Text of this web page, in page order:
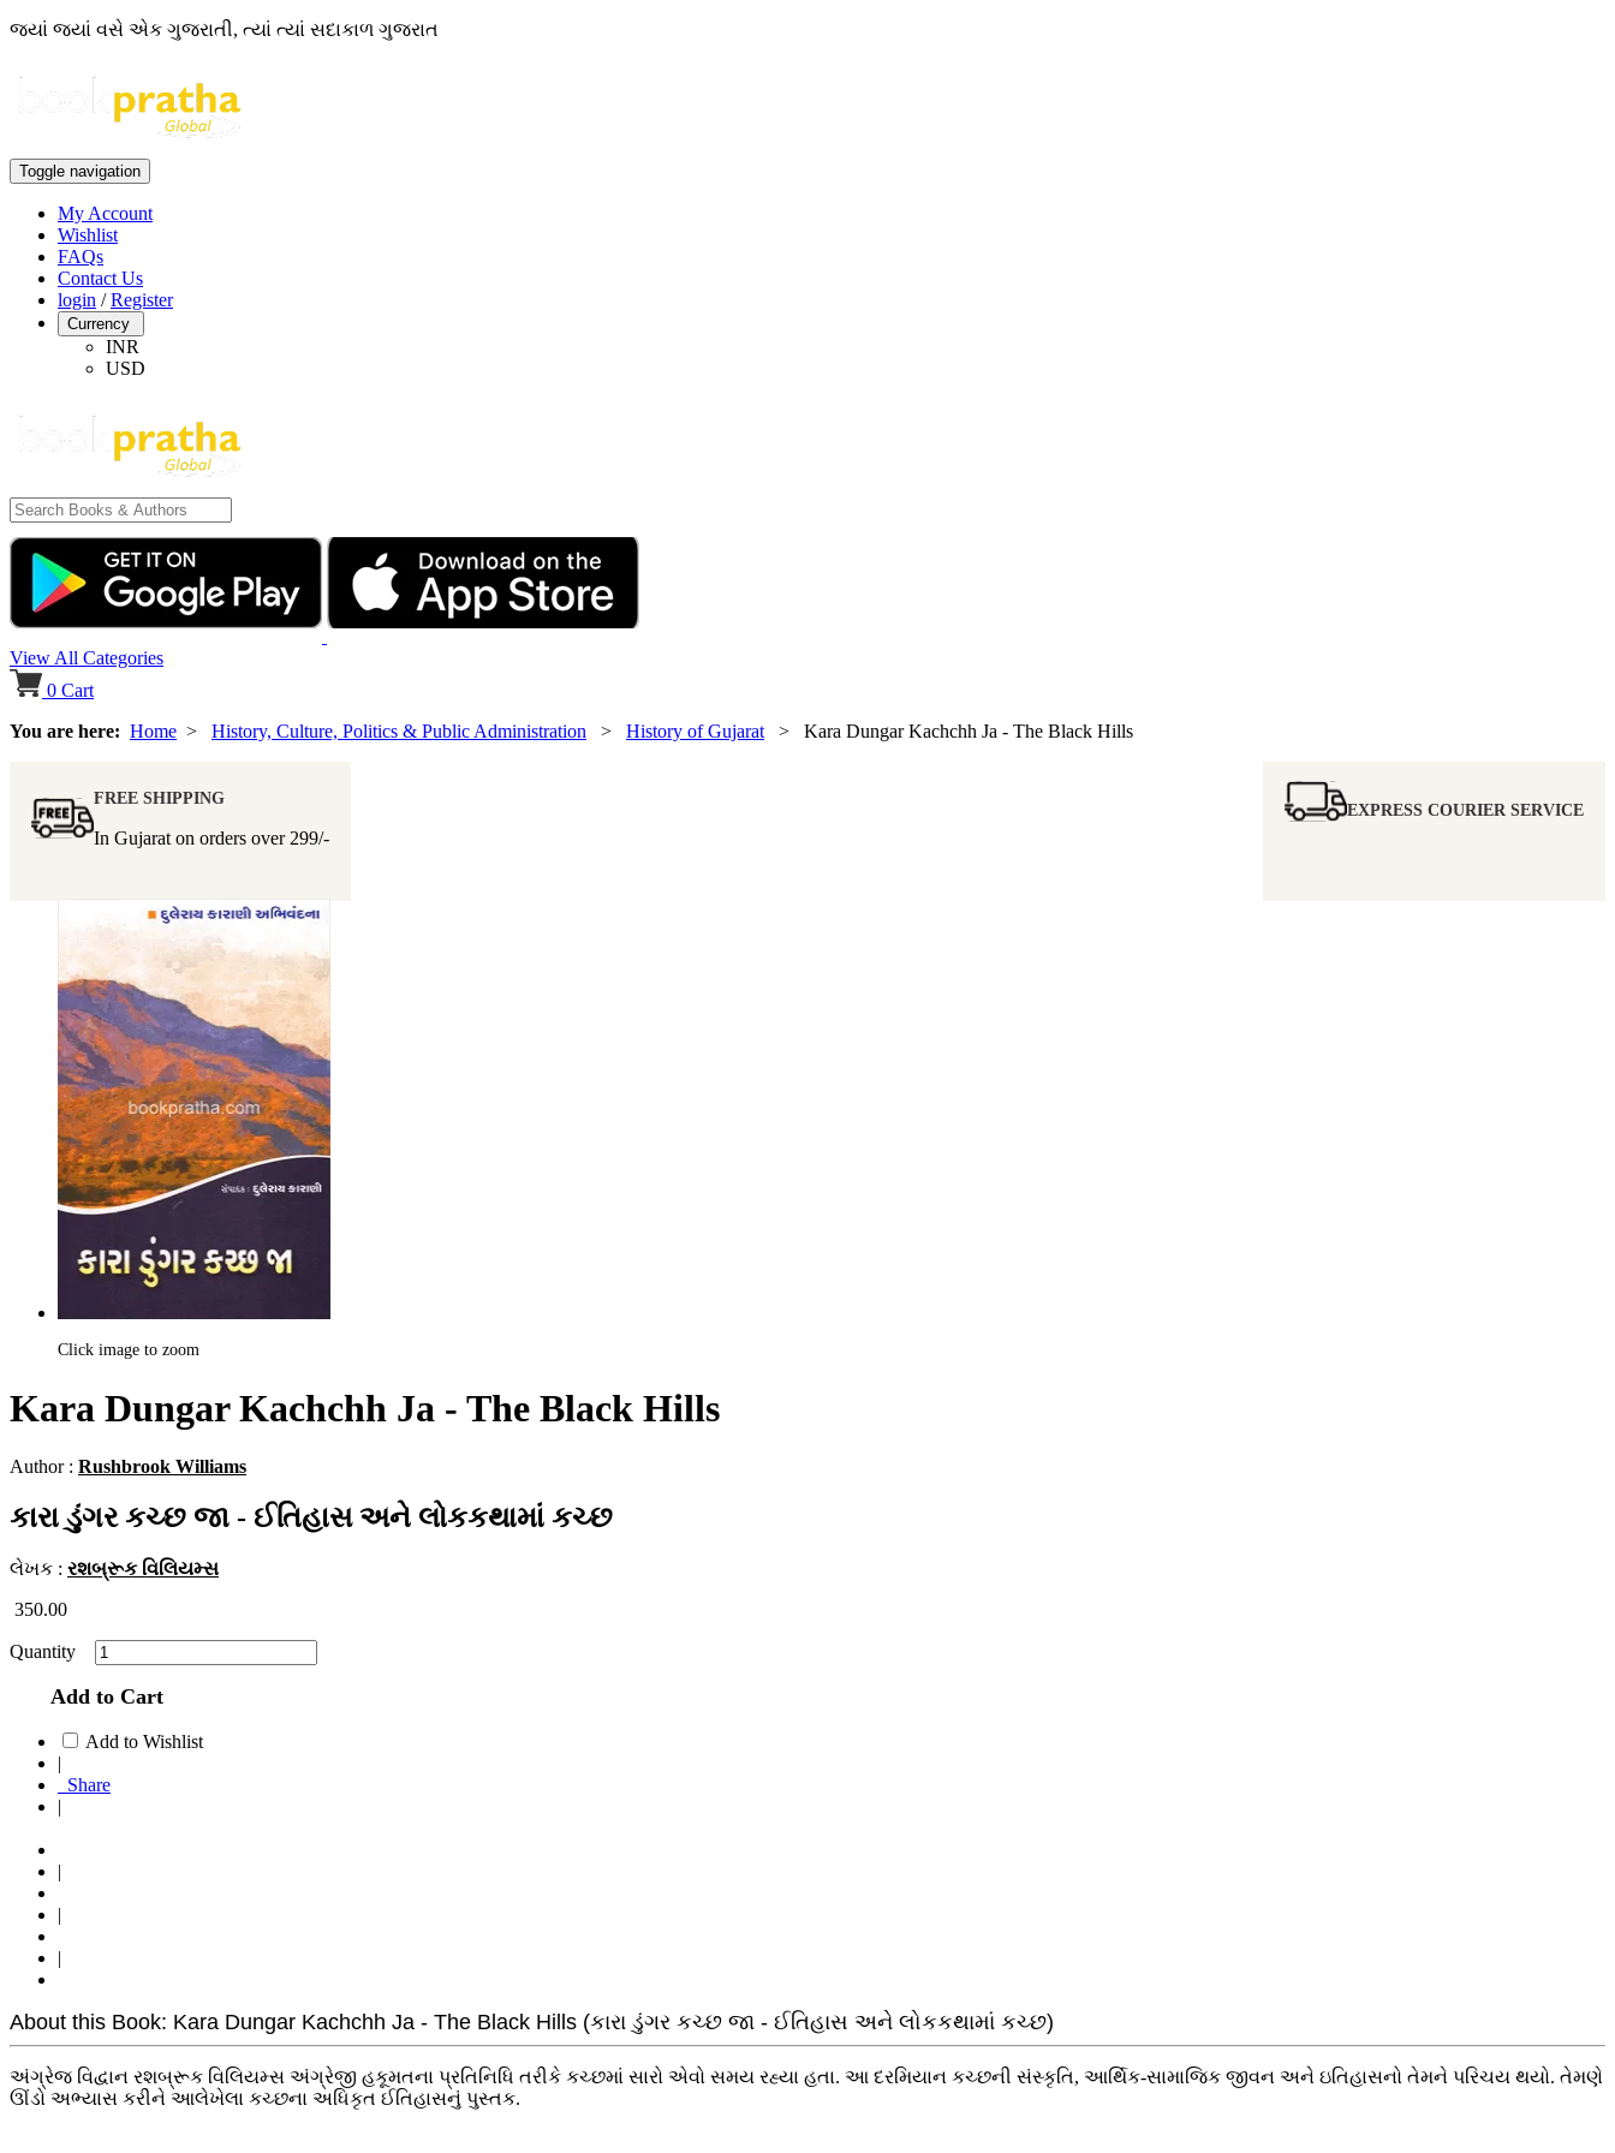
જ્યાં જ્યાં વસે એક ગુજરાતી, ત્યાં ત્યાં સદાકાળ ગુજરાત
Toggle navigation
My Account
Wishlist
FAQs
Contact Us
login /Register
Currency
INR
USD
View All Categories
0 Cart
You are here: Home > History, Culture, Politics & Public Administration > History of Gujarat > Kara Dungar Kachchh Ja - The Black Hills
FREE SHIPPING
In Gujarat on orders over 299/-
EXPRESS COURIER SERVICE
Click image to zoom
Kara Dungar Kachchh Ja - The Black Hills
Author : Rushbrook Williams
કારા ડુંગર કચ્છ જા - ઈતિહાસ અને લોકકથામાં કચ્છ
લેખક : રશબ્રૂક વિલિયમ્સ
350.00
Quantity
Add to Cart
Add to Wishlist
|
Share
|
|
|
|
About this Book: Kara Dungar Kachchh Ja - The Black Hills (કારા ડુંગર કચ્છ જા - ઈતિહાસ અને લોકકથામાં કચ્છ)
અંગ્રેજ વિદ્વાન રશબ્રૂક વિલિયમ્સ અંગ્રેજી હકૂમતના પ્રતિનિધિ તરીકે કચ્છમાં સારો એવો સમય રહ્યા હતા. આ દરમિયાન કચ્છની સંસ્કૃતિ, આર્થિક-સામાજિક જીવન અને ઇતિહાસનો તેમને પરિચય થયો. તેમણે
ઊંડો અભ્યાસ કરીને આલેખેલા કચ્છના અધિકૃત ઈતિહાસનું પુસ્તક.